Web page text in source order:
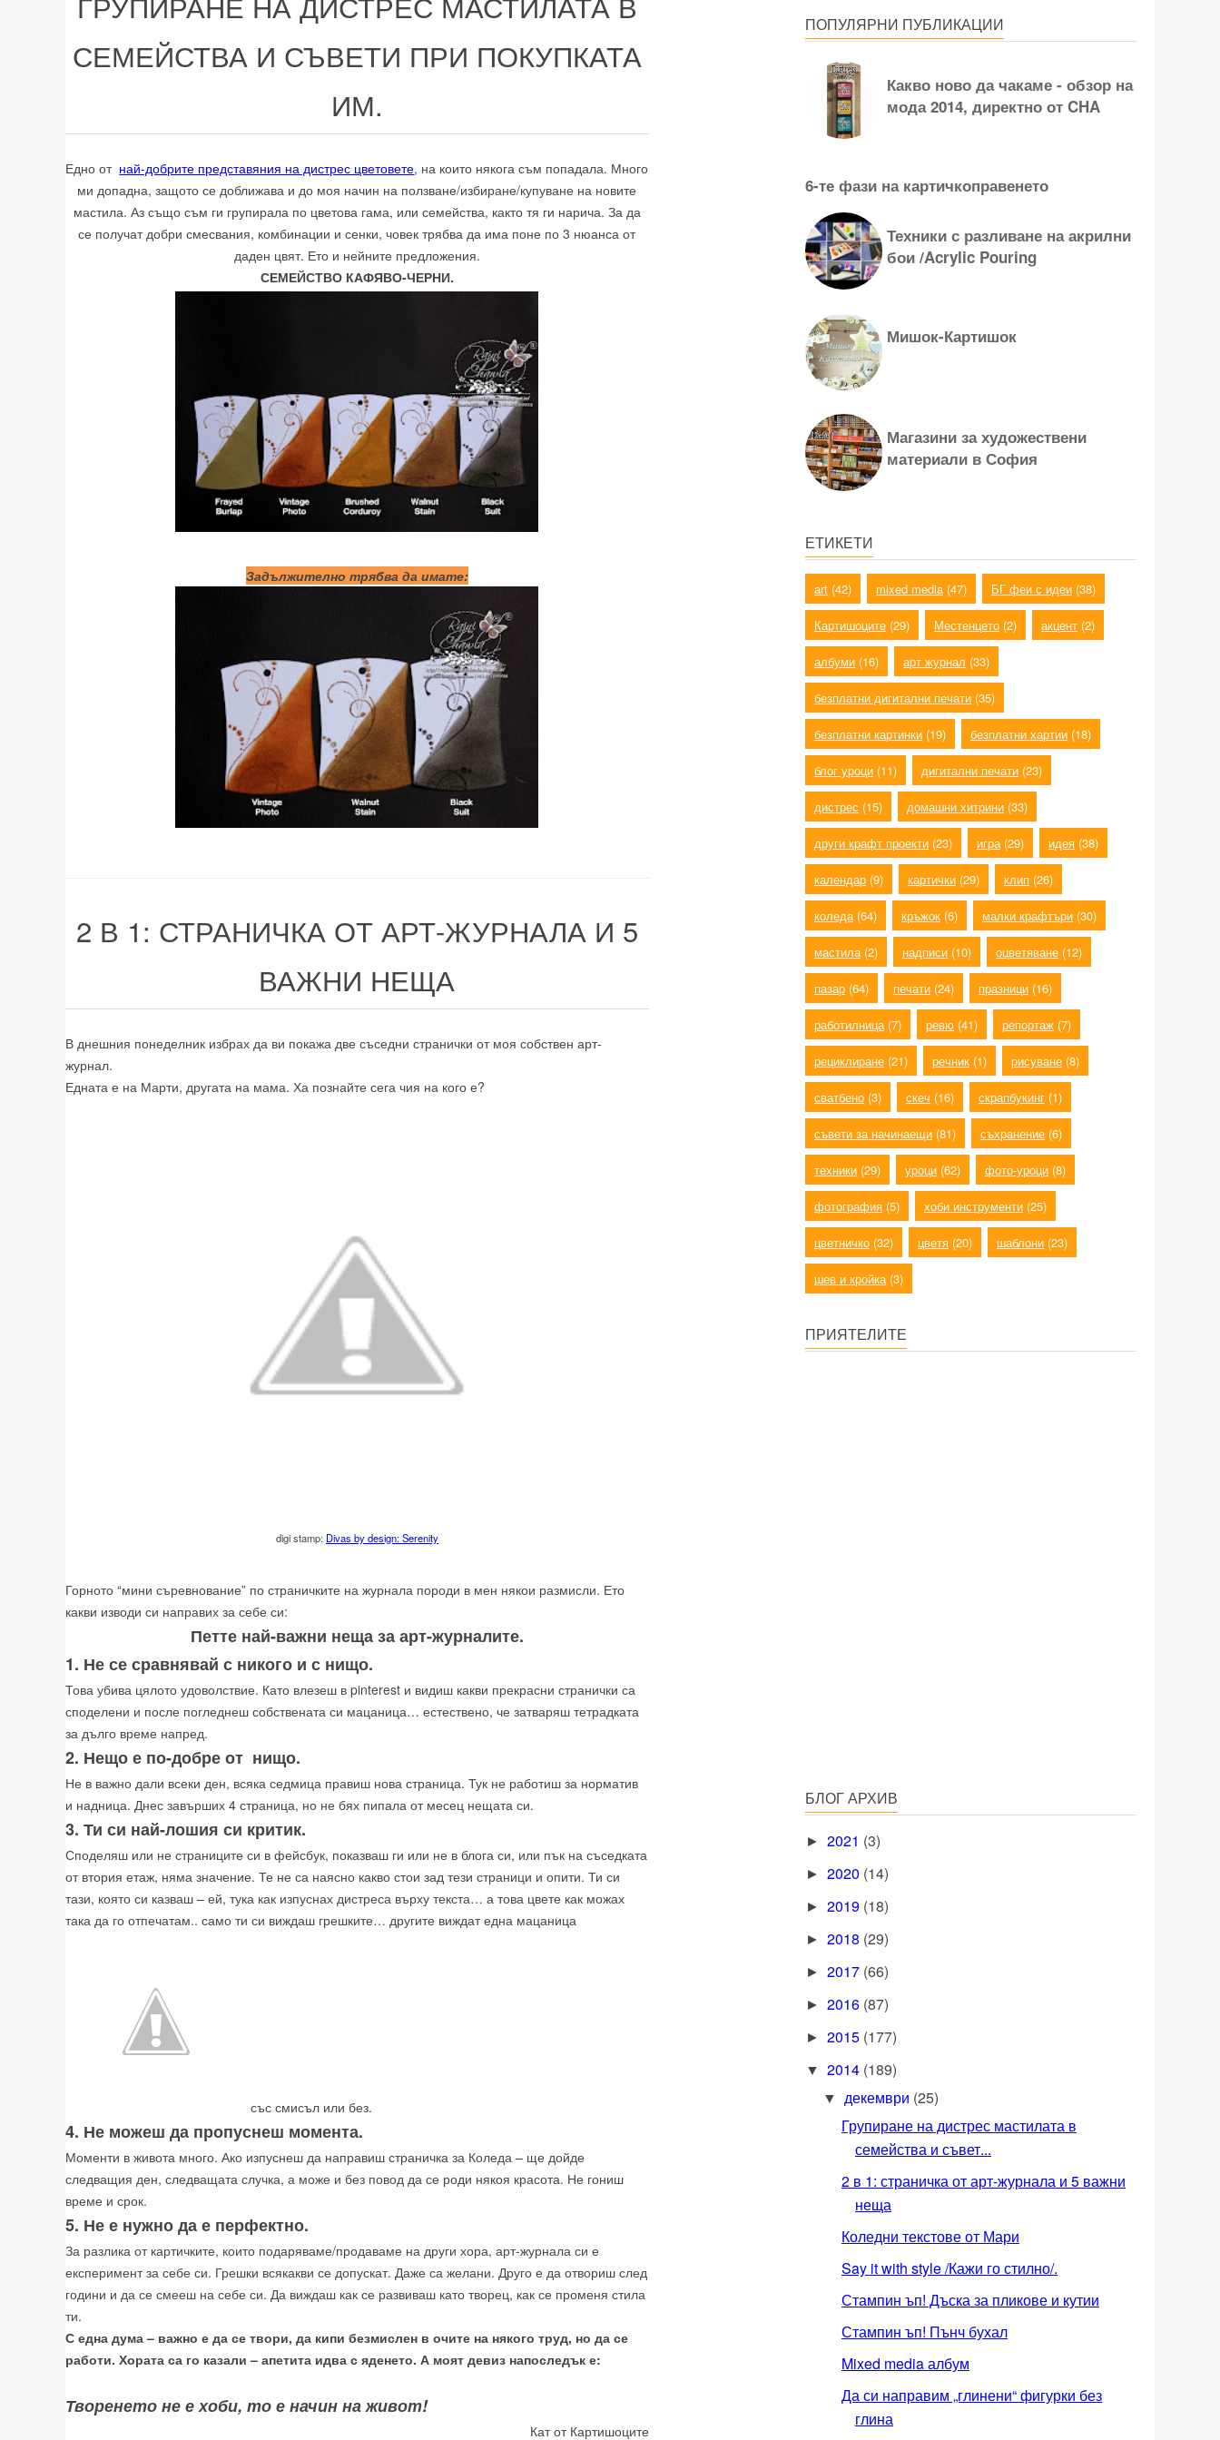
СЕМЕЙСТВА И СЪВЕТИ ПРИ ПОКУПКАТА
ИМ.
Едно от най-добрите представяния на дистрес цветовете, на които някога съм попадала. Много
ми допадна, защото се доближава и до моя начин на ползване/избиране/купуване на новите
мастила. Аз също съм ги групирала по цветова гама, или семейства, както тя ги нарича. За да
се получат добри смесвания, комбинации и сенки, човек трябва да има поне по 3 нюанса от
даден цвят. Ето и нейните предложения.
СЕМЕЙСТВО КАФЯВО-ЧЕРНИ.
Задължително трябва да имате:
2 В 1: СТРАНИЧКА ОТ АРТ-ЖУРНАЛА И 5
ВАЖНИ НЕЩА
В днешния понеделник избрах да ви покажа две съседни странички от моя собствен арт-
журнал.
Едната е на Марти, другата на мама. Ха познайте сега чия на кого е?
digi stamp: Divas by design: Serenity
Горното “мини съревнование” по страничките на журнала породи в мен някои размисли. Ето
какви изводи си направих за себе си:
Петте най-важни неща за арт-журналите.
1. Не се сравнявай с никого и с нищо.
Това убива цялото удоволствие. Като влезеш в pinterest и видиш какви прекрасни странички са
споделени и после погледнеш собствената си мацаница… естествено, че затваряш тетрадката
за дълго време напред.
2. Нещо е по-добре от нищо.
Не в важно дали всеки ден, всяка седмица правиш нова страница. Тук не работиш за норматив
и надница. Днес завърших 4 страница, но не бях пипала от месец нещата си.
3. Ти си най-лошия си критик.
Споделяш или не страниците си в фейсбук, показваш ги или не в блога си, или пък на съседката
от втория етаж, няма значение. Те не са наясно какво стои зад тези страници и опити. Ти си
тази, която си казваш – ей, тука как изпуснах дистреса върху текста… а това цвете как можах
така да го отпечатам.. само ти си виждаш грешките… другите виждат една мацаница
със смисъл или без.
4. Не можеш да пропуснеш момента.
Моменти в живота много. Ако изпуснеш да направиш страничка за Коледа – ще дойде
следващия ден, следващата случка, а може и без повод да се роди някоя красота. Не гониш
време и срок.
5. Не е нужно да е перфектно.
За разлика от картичките, които подаряваме/продаваме на други хора, арт-журнала си е
експеримент за себе си. Грешки всякакви се допускат. Даже са желани. Друго е да отвориш след
години и да се смееш на себе си. Да виждаш как се развиваш като творец, как се променя стила
ти.
С една дума – важно е да се твори, да кипи безмислен в очите на някого труд, но да се
работи. Хората са го казали – апетита идва с яденето. А моят девиз напоследък е:
Творенето не е хоби, то е начин на живот!
Кат от Картишоците
ПОПУЛЯРНИ ПУБЛИКАЦИИ
Какво ново да чакаме - обзор на
мода 2014, директно от CHA
6-те фази на картичкоправенето
Техники с разливане на акрилни
бои /Acrylic Pouring
Мишок-Картишок
Магазини за художествени
материали в София
ЕТИКЕТИ
art (42) mixed media (47) БГ феи с идеи (38)
Картишоците (29) Местенцето (2) акцент (2)
албуми (16) арт журнал (33)
безплатни дигитални печати (35)
безплатни картинки (19) безплатни хартии (18)
блог уроци (11) дигитални печати (23)
дистрес (15) домашни хитрини (33)
други крафт проекти (23) игра (29) идея (38)
календар (9) картички (29) клип (26)
коледа (64) кръжок (6) малки крафтъри (30)
мастила (2) надписи (10) оцветяване (12)
пазар (64) печати (24) празници (16)
работилница (7) ревю (41) репортаж (7)
рециклиране (21) речник (1) рисуване (8)
сватбено (3) скеч (16) скрапбукинг (1)
съвети за начинаещи (81) съхранение (6)
техники (29) уроци (62) фото-уроци (8)
фотография (5) хоби инструменти (25)
цветничко (32) цветя (20) шаблони (23)
шев и кройка (3)
ПРИЯТЕЛИТЕ
БЛОГ АРХИВ
► 2021 (3)
► 2020 (14)
► 2019 (18)
► 2018 (29)
► 2017 (66)
► 2016 (87)
► 2015 (177)
▼ 2014 (189)
▼ декември (25)
Групиране на дистрес мастилата в
семейства и съвет...
2 в 1: страничка от арт-журнала и 5 важни
неща
Коледни текстове от Мари
Say it with style /Кажи го стилно/.
Стампин ъп! Дъска за пликове и кутии
Стампин ъп! Пънч бухал
Mixed media албум
Да си направим „глинени“ фигурки без
глина